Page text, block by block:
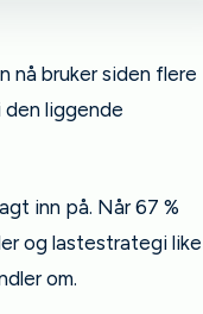
nå bruker siden flere
liggende
inn på. Når 67 %
og lastestrategi like
om.